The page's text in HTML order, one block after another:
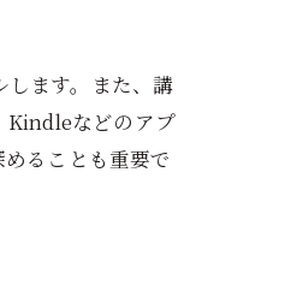
ます。また、講
Kindleなどのアプ
ることも重要で